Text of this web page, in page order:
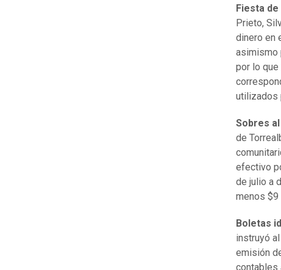
Fiesta de
Prieto,
dinero en
asimismo
por lo
utilizados
Sobres
de
efectivo
de julio a
menos $9
Boletas
instruyó
emisión
contables